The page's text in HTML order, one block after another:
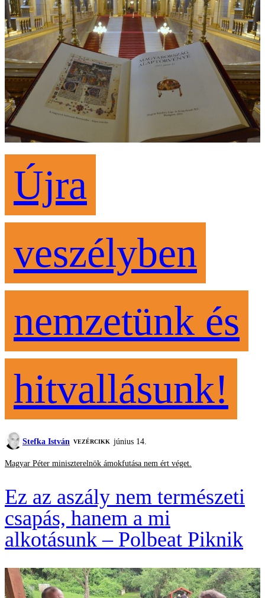
Újra
veszélyben
nemzetünk és
hitvallásunk!
Stefka István VEZÉRCIKK június 14.
Magyar Péter miniszterelnök ámokfutása nem ért véget.
Ez az aszály nem természeti
csapás, hanem a mi
alkotásunk – Polbeat Piknik